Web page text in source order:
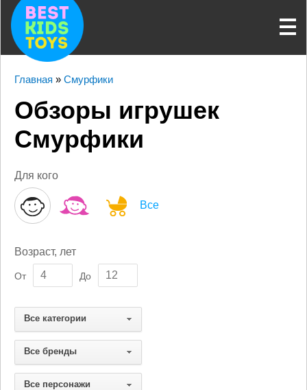
Главная » Смурфики
Обзоры игрушек
Смурфики
Для кого
Все
Возраст, лет
От До
Все категории
Все бренды
Все персонажи